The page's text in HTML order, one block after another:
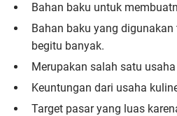
Bahan baku untuk
Bahan baku yang
begitu banyak.
Merupakan salah satu
Keuntungan dari usaha
Target pasar yang luas